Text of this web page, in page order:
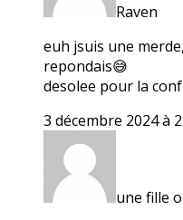
Raven
euh jsuis une
repondais😅
desolee pour la
3 décembre 2024 à
une fille